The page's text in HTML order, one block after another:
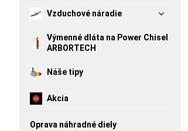
Vzduchové náradie
Výmenné dláta na Power Chisel
ARBORTECH
Náše tipy
Akcia
Oprava náhradné diely